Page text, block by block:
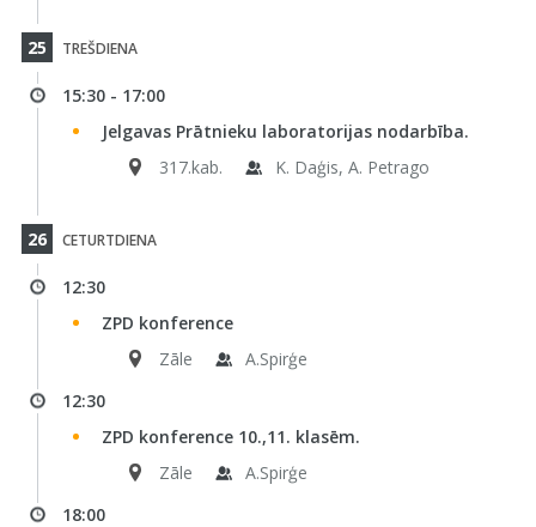
25 TREŠDIENA
15:30 - 17:00
Jelgavas Prātnieku laboratorijas nodarbība.
317.kab.
K. Daģis, A. Petrago
26 CETURTDIENA
12:30
ZPD konference
Zāle
A.Spirģe
12:30
ZPD konference 10.,11. klasēm.
Zāle
A.Spirģe
18:00